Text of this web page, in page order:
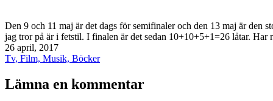
Den 9 och 11 maj är det dags för semifinaler och den 13 maj är den
jag tror på är i fetstil. I finalen är det sedan 10+10+5+1=26 låtar. Har
Publicerat
den
26 april, 2017
Kategoriserat
Tv, Film, Musik, Böcker
Lämna en kommentar